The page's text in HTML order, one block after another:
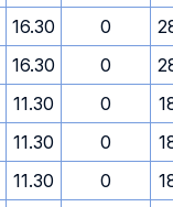
16.30 0
16.30 0
11.30 0
11.30 0
11.30 0